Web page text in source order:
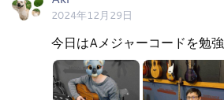
2024年12月29日
今日はAメジャーコードを勉